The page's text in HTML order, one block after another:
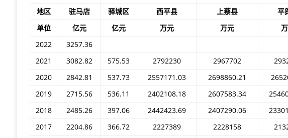
地区
驻马店 驿城区 西平县 上蔡县 平
单位
亿元 亿元 万元 万元
2022
3257.36
2021
3082.82 575.53 2792230 2967702
2020
2842.81 537.73 2557171.03 2698860.21
2019
2715.56 536.11 2402108.18 2607583.34
2018
2485.26 397.06 2442423.69 2407290.06
2017
2204.86 366.72 2227389 2228158